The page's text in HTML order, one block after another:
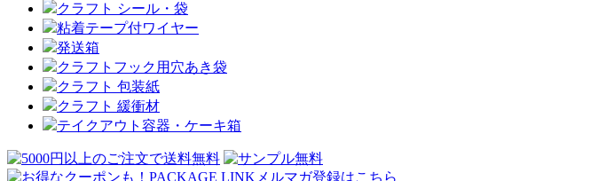
クラフト シール・袋
粘着テープ付ワイヤー
発送箱
クラフトフック用穴あき袋
クラフト 包装紙
クラフト 緩衝材
テイクアウト容器・ケーキ箱